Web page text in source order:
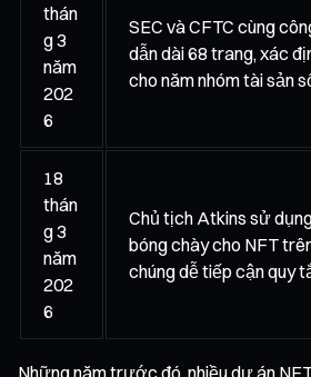
thán
g 3
năm
202
6
SEC và CFTC cùng
dẫn dài 68 trang, xác
cho năm nhóm tài sản
18
thán
g 3
năm
202
6
Chủ tịch Atkins sử
bóng chày cho NFT
chúng dễ tiếp cận quy
Những năm trước đó, nhiều dự án